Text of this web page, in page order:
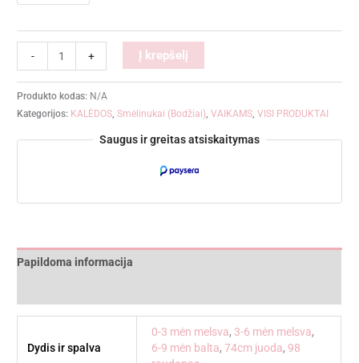
- + Į krepšelį
Produkto kodas: N/A
Kategorijos: KALĖDOS,Smėlinukai (Bodžiai),VAIKAMS,VISI PRODUKTAI
Saugus ir greitas atsiskaitymas
Papildoma informacija
Dydis ir spalva
0-3 mėn melsva, 3-6 mėn melsva,
6-9 mėn balta,74cm juoda, 98